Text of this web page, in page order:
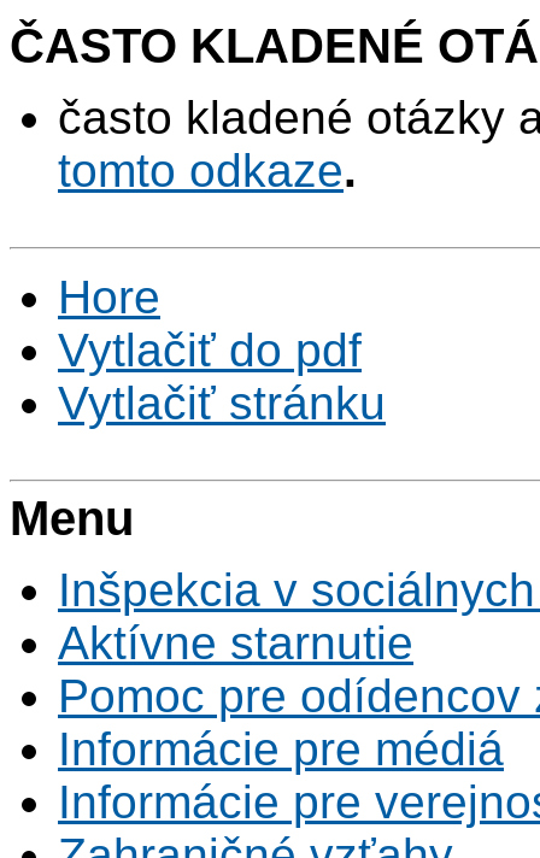
ČASTO KLADENÉ
často kladené otázky
tomto odkaze.
Hore
Vytlačiť do pdf
Vytlačiť stránku
Menu
Inšpekcia v
Aktívne starnutie
Pomoc pre odídencov
Informácie pre médiá
Informácie pre